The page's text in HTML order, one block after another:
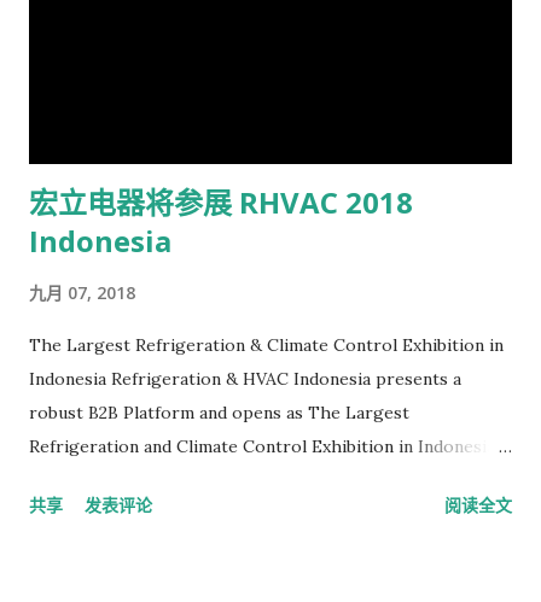
宏立电器将参展 RHVAC 2018
Indonesia
九月 07, 2018
The Largest Refrigeration & Climate Control Exhibition in
Indonesia Refrigeration & HVAC Indonesia presents a
robust B2B Platform and opens as The Largest
Refrigeration and Climate Control Exhibition in Indonesia,
Power and Renewable Energy, as well as Food Cold Chain
共享 发表评论 阅读全文